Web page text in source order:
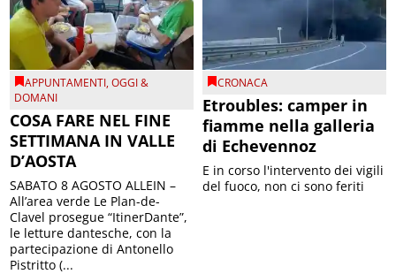
APPUNTAMENTI,OGGI &
DOMANI
COSA FARE NEL FINE
SETTIMANA IN VALLE
D’AOSTA
SABATO 8 AGOSTO ALLEIN –
All’area verde Le Plan-de-
Clavel prosegue “ItinerDante”,
le letture dantesche, con la
partecipazione di Antonello
Pistritto (...
CRONACA
Etroubles: camper in
fiamme nella galleria
di Echevennoz
E in corso l'intervento dei vigili
del fuoco, non ci sono feriti